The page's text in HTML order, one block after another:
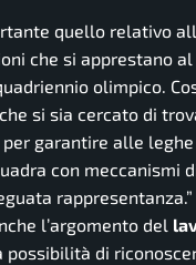
quello relativo
che si apprestano
olimpico.
si sia cercato di
garantire alle
con meccanismi
rappresentanza.”
l’argomento del
di